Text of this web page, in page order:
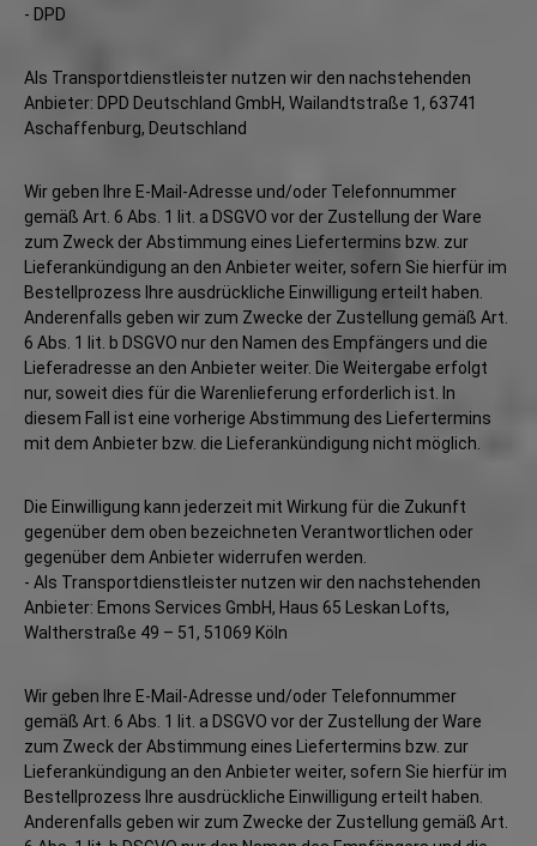
- DPD
Als Transportdienstleister nutzen wir den nachstehenden
Anbieter: DPD Deutschland GmbH, Wailandtstraße 1, 63741
Aschaffenburg, Deutschland
Wir geben Ihre E-Mail-Adresse und/oder Telefonnummer
gemäß Art. 6 Abs. 1 lit. a DSGVO vor der Zustellung der Ware
zum Zweck der Abstimmung eines Liefertermins bzw. zur
Lieferankündigung an den Anbieter weiter, sofern Sie hierfür im
Bestellprozess Ihre ausdrückliche Einwilligung erteilt haben.
Anderenfalls geben wir zum Zwecke der Zustellung gemäß Art.
6 Abs. 1 lit. b DSGVO nur den Namen des Empfängers und die
Lieferadresse an den Anbieter weiter. Die Weitergabe erfolgt
nur, soweit dies für die Warenlieferung erforderlich ist. In
diesem Fall ist eine vorherige Abstimmung des Liefertermins
mit dem Anbieter bzw. die Lieferankündigung nicht möglich.
Die Einwilligung kann jederzeit mit Wirkung für die Zukunft
gegenüber dem oben bezeichneten Verantwortlichen oder
gegenüber dem Anbieter widerrufen werden.
- Als Transportdienstleister nutzen wir den nachstehenden
Anbieter: Emons Services GmbH, Haus 65 Leskan Lofts,
Waltherstraße 49 – 51, 51069 Köln
Wir geben Ihre E-Mail-Adresse und/oder Telefonnummer
gemäß Art. 6 Abs. 1 lit. a DSGVO vor der Zustellung der Ware
zum Zweck der Abstimmung eines Liefertermins bzw. zur
Lieferankündigung an den Anbieter weiter, sofern Sie hierfür im
Bestellprozess Ihre ausdrückliche Einwilligung erteilt haben.
Anderenfalls geben wir zum Zwecke der Zustellung gemäß Art.